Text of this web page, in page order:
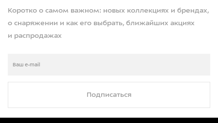
Коротко о самом важном: новых коллекциях и брендах,
о снаряжении и как его выбрать, ближайших акциях
и распродажах
Подписаться